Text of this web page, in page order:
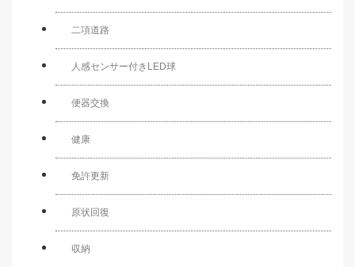
二項道路
人感センサー付きLED球
便器交換
健康
免許更新
原状回復
収納